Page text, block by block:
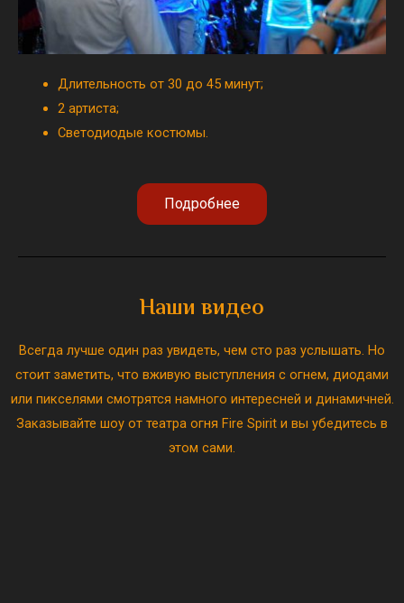
Длительность от 30 до 45 минут;
2 артиста;
Светодиодые костюмы.
Подробнее
Наши видео
Всегда лучше один раз увидеть, чем сто раз услышать. Но
стоит заметить, что вживую выступления с огнем, диодами
или пикселями смотрятся намного интересней и динамичней.
Заказывайте шоу от театра огня Fire Spirit и вы убедитесь в
этом сами.